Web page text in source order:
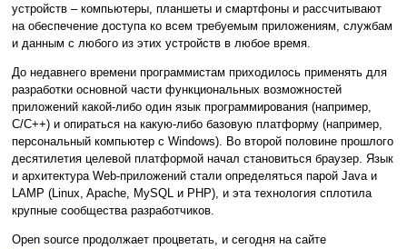
устройств – компьютеры, планшеты и смартфоны и рассчитывают
на обеспечение доступа ко всем требуемым приложениям, службам
и данным с любого из этих устройств в любое время.
До недавнего времени программистам приходилось применять для
разработки основной части функциональных возможностей
приложений какой-либо один язык программирования (например,
C/C++) и опираться на какую-либо базовую платформу (например,
персональный компьютер с Windows). Во второй половине прошлого
десятилетия целевой платформой начал становиться браузер. Язык
и архитектура Web-приложений стали определяться парой Java и
LAMP (Linux, Apache, MySQL и PHP), и эта технология сплотила
крупные сообщества разработчиков.
Open source продолжает процветать, и сегодня на сайте